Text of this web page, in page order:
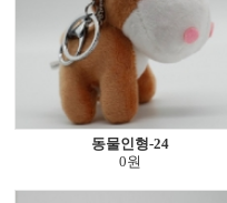
동물인형-24
0원